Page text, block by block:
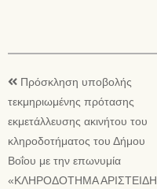
Πρόσκληση υποβολής
τεκμηριωμένης πρότασης
εκμετάλλευσης ακινήτου του
κληροδοτήματος του Δήμου
Βοΐου με την επωνυμία
«ΚΛΗΡΟΔΟΤΗΜΑ ΑΡΙΣΤΕΙΔΗ